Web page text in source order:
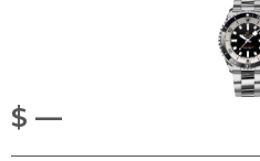
$ —